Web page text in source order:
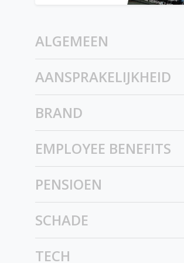
ALGEMEEN
AANSPRAKELIJKHEID
BRAND
EMPLOYEE BENEFITS
PENSIOEN
SCHADE
TECH